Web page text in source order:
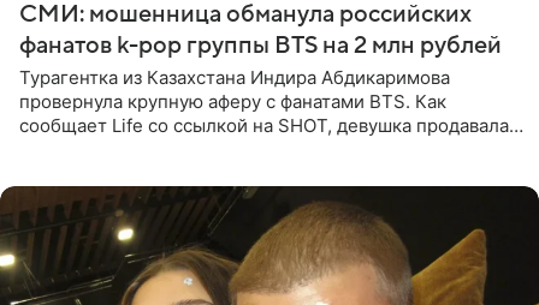
СМИ: мошенница обманула российских
фанатов k-pop группы BTS на 2 млн рублей
Турагентка из Казахстана Индира Абдикаримова
провернула крупную аферу с фанатами BTS. Как
сообщает Life со ссылкой на SHOT, девушка продавала